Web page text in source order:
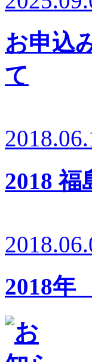
お申込
て
2018
2018